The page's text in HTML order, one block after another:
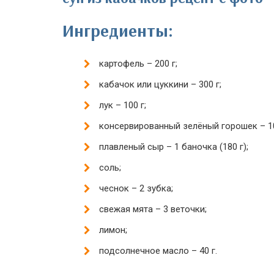
Ингредиенты:
картофель – 200 г;
кабачок или цуккини – 300 г;
лук – 100 г;
консервированный зелёный горошек –
плавленый сыр – 1 баночка (180 г);
соль;
чеснок – 2 зубка;
свежая мята – 3 веточки;
лимон;
подсолнечное масло – 40 г.